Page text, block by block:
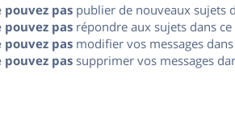
pouvez pas publier de nouveaux sujets
pouvez pas répondre aux sujets dans
pouvez pas modifier vos messages
pouvez pas supprimer vos messages